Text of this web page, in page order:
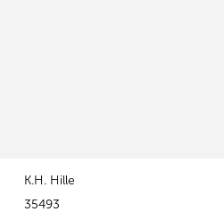
K.H. Hille
35493